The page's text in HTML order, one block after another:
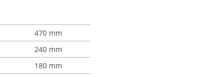
470 mm
240 mm
180 mm